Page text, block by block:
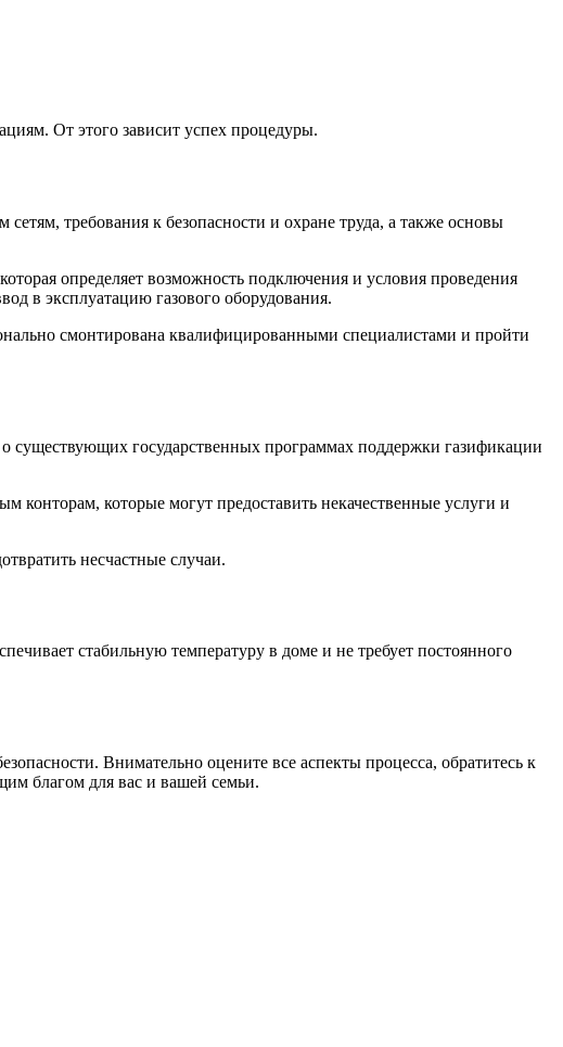
От этого зависит успех процедуры.
требования к безопасности и охране труда, а также основы
определяет возможность подключения и условия проведения
в эксплуатацию газового оборудования.
смонтирована квалифицированными специалистами и пройти
существующих государственных программах поддержки газификации
которые могут предоставить некачественные услуги и
несчастные случаи.
стабильную температуру в доме и не требует постоянного
Внимательно оцените все аспекты процесса, обратитесь к
благом для вас и вашей семьи.